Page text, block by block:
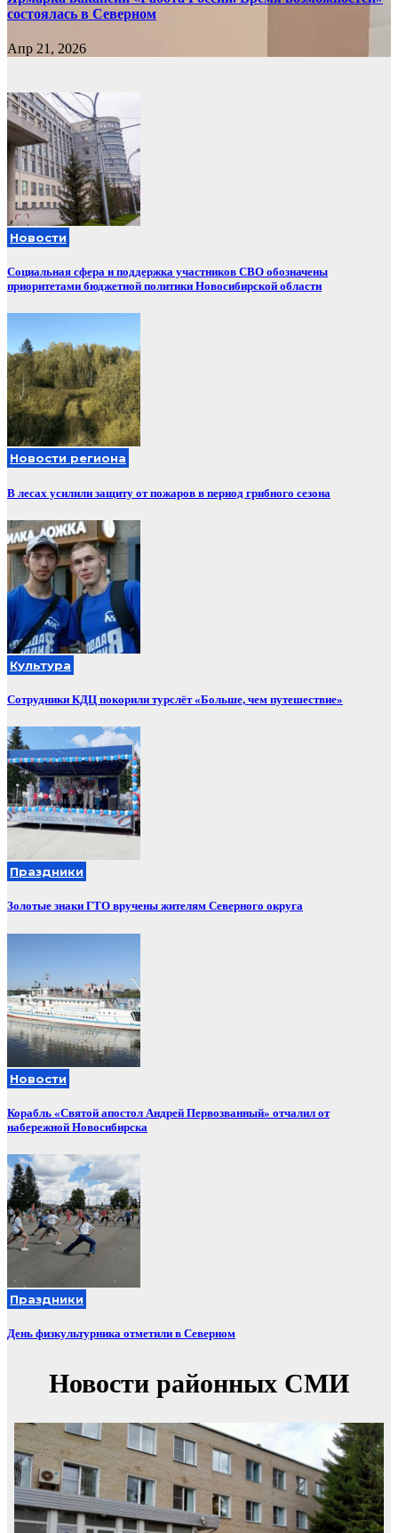
состоялась в Северном
Апр 21, 2026
Новости
Социальная сфера и поддержка участников СВО обозначены
приоритетами бюджетной политики Новосибирской области
Новости региона
В лесах усилили защиту от пожаров в период грибного сезона
Культура
Сотрудники КДЦ покорили турслёт «Больше, чем путешествие»
Праздники
Золотые знаки ГТО вручены жителям Северного округа
Новости
Корабль «Святой апостол Андрей Первозванный» отчалил от
набережной Новосибирска
Праздники
День физкультурника отметили в Северном